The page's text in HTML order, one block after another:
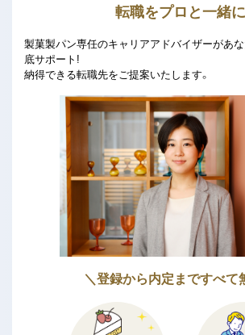
転職をプロと一緒に
製菓製パン専任のキャリアアドバイザーがあ
底サポート!
納得できる転職先をご提案いたします。
＼登録から内定まですべて